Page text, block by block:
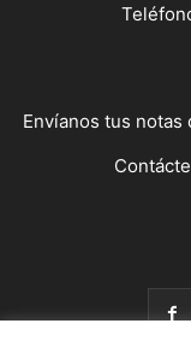
Envíanos tus notas